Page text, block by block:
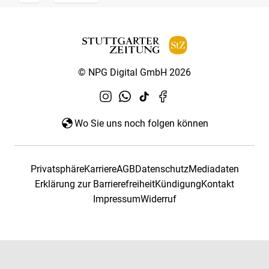
© NPG Digital GmbH 2026
Wo Sie uns noch folgen können
PrivatsphäreKarriereAGBDatenschutzMediadaten
Erklärung zur BarrierefreiheitKündigungKontakt
ImpressumWiderruf